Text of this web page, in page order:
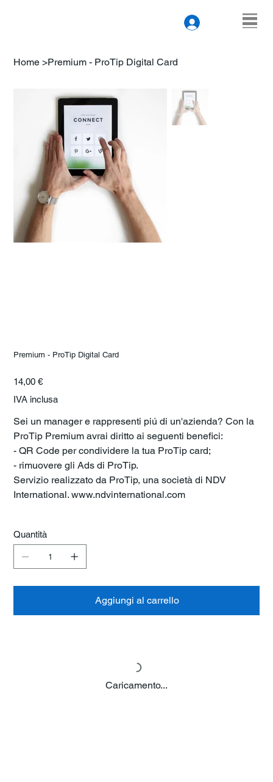
Home >Premium - ProTip Digital Card
Premium - ProTip Digital Card
Prezzo
originale
14,00 €
IVA inclusa
Sei un manager e rappresenti piú di un'azienda? Con la
ProTip Premium avrai diritto ai seguenti benefici:
- QR Code per condividere la tua ProTip card;
- rimuovere gli Ads di ProTip.
Servizio realizzato da ProTip, una società di NDV
International. www.ndvinternational.com
Quantità
Aggiungi al carrello
Caricamento...